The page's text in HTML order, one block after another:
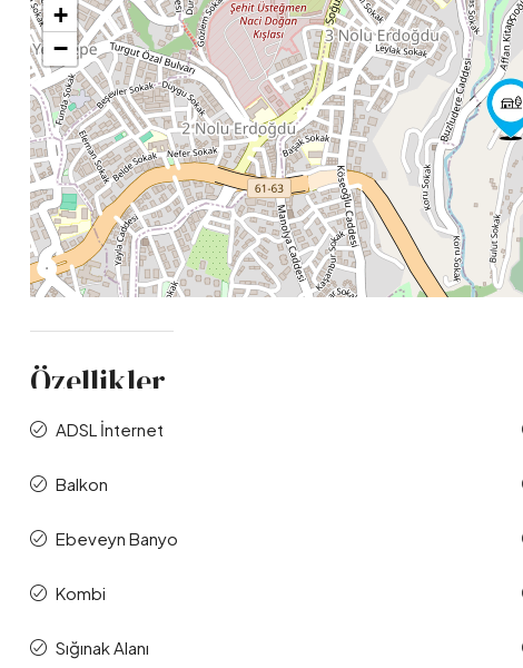
+
−
Özellikler
ADSL İnternet
Balkon
Ebeveyn Banyo
Kombi
Sığınak Alanı